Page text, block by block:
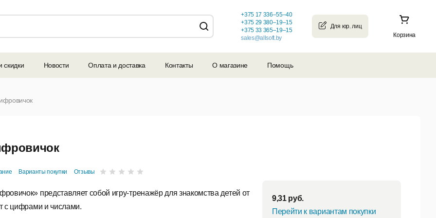
Корзина
+375 17 336–55–40
+375 29 380–19–15
+375 33 365–19–15
sales@allsoft.by
скидки Новости Оплата и доставка Контакты О магазине Помощь
Варианты покупки Отзывы
представляет собой игру-тренажёр для знакомства детей от
с цифрами и числами.
9,31руб.
Перейти к вариантам покупки